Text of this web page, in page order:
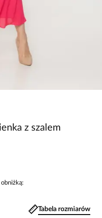
z szalem
Tabela rozmiarów